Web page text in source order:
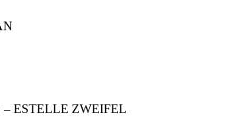
ESTELLE ZWEIFEL